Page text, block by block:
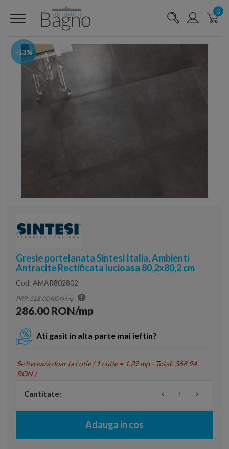
0
-13%
Gresie portelanata Sintesi Italia, Ambienti
Antracite Rectificata lucioasa 80,2x80,2 cm
Cod: AMAR802802
PRP: 328.00 RON/mp
286.00 RON/mp
Ati gasit in alta parte mai ieftin?
Se livreaza doar la cutie (1 cutie = 1.29 mp - Total: 368.94
RON )
Cantitate:
Adauga in cos